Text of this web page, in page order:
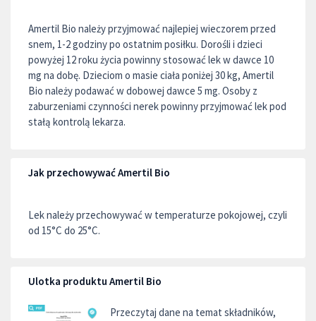
Amertil Bio należy przyjmować najlepiej wieczorem przed
snem, 1-2 godziny po ostatnim posiłku. Dorośli i dzieci
powyżej 12 roku życia powinny stosować lek w dawce 10
mg na dobę. Dzieciom o masie ciała poniżej 30 kg, Amertil
Bio należy podawać w dobowej dawce 5 mg. Osoby z
zaburzeniami czynności nerek powinny przyjmować lek pod
stałą kontrolą lekarza.
Jak przechowywać Amertil Bio
Lek należy przechowywać w temperaturze pokojowej, czyli
od 15°C do 25°C.
Ulotka produktu Amertil Bio
Przeczytaj dane na temat składników,